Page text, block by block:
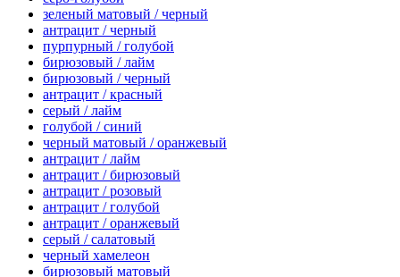
зеленый матовый / черный
антрацит / черный
пурпурный / голубой
бирюзовый / лайм
бирюзовый / черный
антрацит / красный
серый / лайм
голубой / синий
черный матовый / оранжевый
антрацит / лайм
антрацит / бирюзовый
антрацит / розовый
антрацит / голубой
антрацит / оранжевый
серый / салатовый
черный хамелеон
бирюзовый матовый